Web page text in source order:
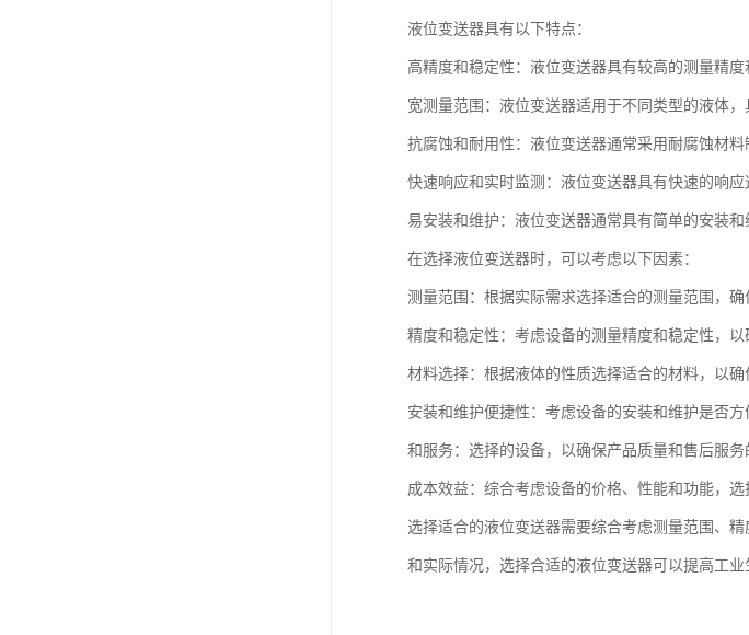
液位变送器具有以下特点：
高精度和稳定性：液位变送器具有较高的测量精
宽测量范围：液位变送器适用于不同类型的液体
抗腐蚀和耐用性：液位变送器通常采用耐腐蚀材
快速响应和实时监测：液位变送器具有快速的响
易安装和维护：液位变送器通常具有简单的安装
在选择液位变送器时，可以考虑以下因素：
测量范围：根据实际需求选择适合的测量范围，确
精度和稳定性：考虑设备的测量精度和稳定性，以
材料选择：根据液体的性质选择适合的材料，以
安装和维护便捷性：考虑设备的安装和维护是否方
和服务：选择的设备，以确保产品质量和售后服
成本效益：综合考虑设备的价格、性能和功能，选
选择适合的液位变送器需要综合考虑测量范围、
和实际情况，选择合适的液位变送器可以提高工业